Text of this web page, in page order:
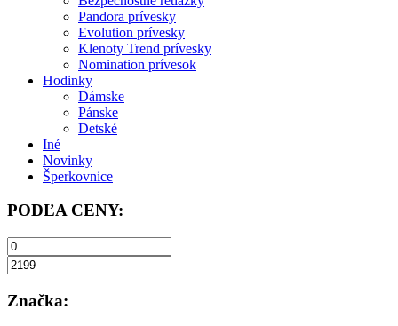
Pandora prívesky
Evolution prívesky
Klenoty Trend prívesky
Nomination prívesok
Hodinky
Dámske
Pánske
Detské
Iné
Novinky
Šperkovnice
PODĽA CENY:
Značka: